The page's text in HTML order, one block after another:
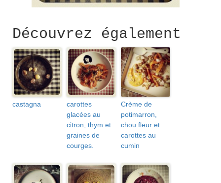
Découvrez également
castagna
carottes
glacées au
citron, thym et
graines de
courges.
Crème de
potimarron,
chou fleur et
carottes au
cumin